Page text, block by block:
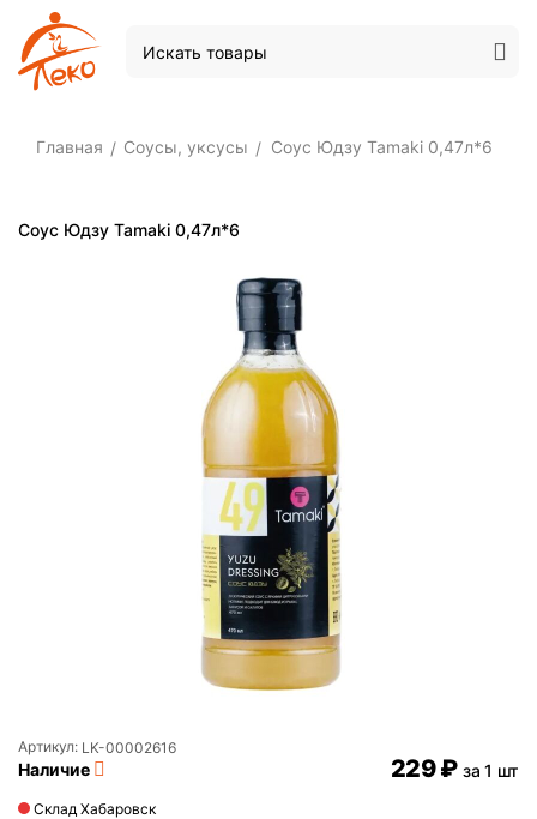
Главная / Соусы, уксусы / Соус Юдзу Tamaki 0,47л*6
Соус Юдзу Tamaki 0,47л*6
Артикул: LK-00002616
Наличие
Склад Хабаровск
‍229‍₽ за 1 шт